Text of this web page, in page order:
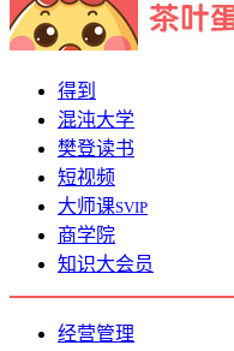
得到
混沌大学
樊登读书
短视频
大师课SVIP
商学院
知识大会员
经营管理